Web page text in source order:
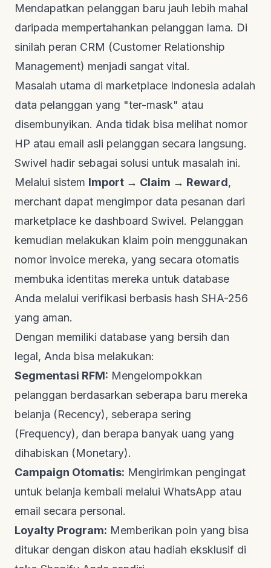
Mendapatkan pelanggan baru jauh lebih mahal
daripada mempertahankan pelanggan lama. Di
sinilah peran CRM (Customer Relationship
Management) menjadi sangat vital.
Masalah utama di marketplace Indonesia adalah
data pelanggan yang "ter-mask" atau
disembunyikan. Anda tidak bisa melihat nomor
HP atau email asli pelanggan secara langsung.
Swivel hadir sebagai solusi untuk masalah ini.
Melalui sistem Import → Claim → Reward,
merchant dapat mengimpor data pesanan dari
marketplace ke dashboard Swivel. Pelanggan
kemudian melakukan klaim poin menggunakan
nomor invoice mereka, yang secara otomatis
membuka identitas mereka untuk database
Anda melalui verifikasi berbasis hash SHA-256
yang aman.
Dengan memiliki database yang bersih dan
legal, Anda bisa melakukan:
Segmentasi RFM: Mengelompokkan
pelanggan berdasarkan seberapa baru mereka
belanja (Recency), seberapa sering
(Frequency), dan berapa banyak uang yang
dihabiskan (Monetary).
Campaign Otomatis: Mengirimkan pengingat
untuk belanja kembali melalui WhatsApp atau
email secara personal.
Loyalty Program: Memberikan poin yang bisa
ditukar dengan diskon atau hadiah eksklusif di